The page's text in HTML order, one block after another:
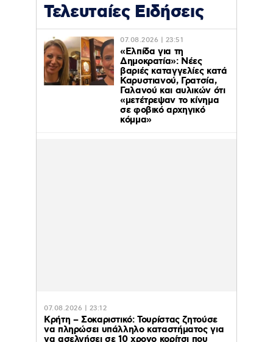
Τελευταίες Ειδήσεις
07.08.2026 | 23:51
«Ελπίδα για τη
Δημοκρατία»: Νέες
βαριές καταγγελίες κατά
Καρυστιανού, Γρατσία,
Γαλανού και αυλικών ότι
«μετέτρεψαν το κίνημα
σε φοβικό αρχηγικό
κόμμα»
07.08.2026 | 23:12
Κρήτη – Σοκαριστικό: Τουρίστας ζητούσε
να πληρώσει υπάλληλο καταστήματος για
να ασελγήσει σε 10 χρονο κορίτσι που